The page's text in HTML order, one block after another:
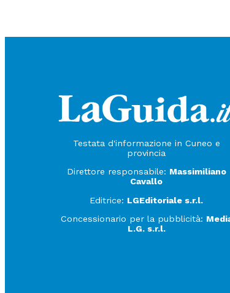
Testata d'informazione in Cuneo e
provincia
Direttore responsabile: Massimiliano
Cavallo
Editrice: LGEditoriale s.r.l.
Concessionario per la pubblicità:
L.G. s.r.l.